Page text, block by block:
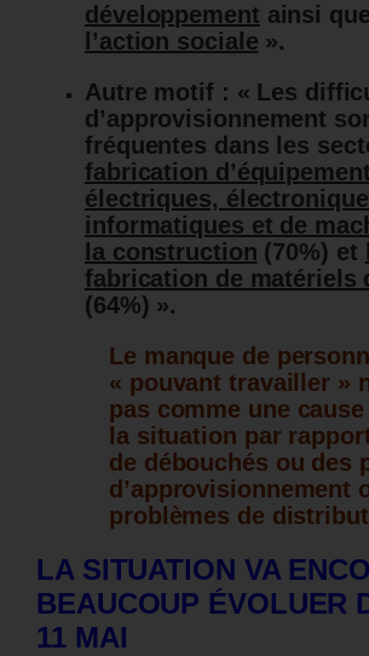
développement ainsi
l’action sociale ».
Autre motif : « Les
d’approvisionnement
fréquentes dans les
fabrication
électriques,
informatiques et de
la construction (70%) et
fabrication de matériels
(64%) ».
Le manque de
« pouvant travailler »
pas comme une
la situation par
de débouchés ou des
d’approvisionnement
problèmes de
LA SITUATION VA
BEAUCOUP ÉVOLUER
11 MAI